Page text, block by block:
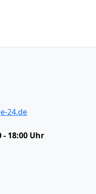
24.de
- 18:00 Uhr